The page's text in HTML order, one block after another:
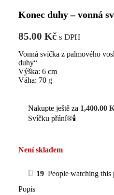
Konec duhy – vonná
85.00 Kč s DPH
Vonná svíčka z palmového
duhy“
Výška: 6 cm
Váha: 70 g
Nakupte ještě za 1,400.00
Svíčku přání®🕯️
Není skladem
19 People watching this
Popis